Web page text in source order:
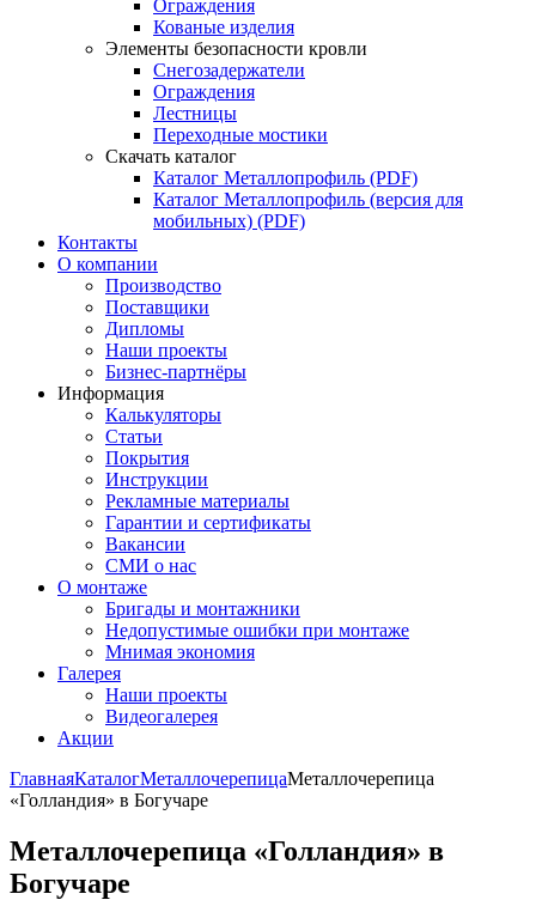
Ограждения
Кованые изделия
Элементы безопасности кровли
Снегозадержатели
Ограждения
Лестницы
Переходные мостики
Скачать каталог
Каталог Металлопрофиль (PDF)
Каталог Металлопрофиль (версия для
мобильных) (PDF)
Контакты
О компании
Производство
Поставщики
Дипломы
Наши проекты
Бизнес-партнёры
Информация
Калькуляторы
Статьи
Покрытия
Инструкции
Рекламные материалы
Гарантии и сертификаты
Вакансии
СМИ о нас
О монтаже
Бригады и монтажники
Недопустимые ошибки при монтаже
Мнимая экономия
Галерея
Наши проекты
Видеогалерея
Акции
ГлавнаяКаталогМеталлочерепицаМеталлочерепица
«Голландия» в Богучаре
Металлочерепица «Голландия» в
Богучаре